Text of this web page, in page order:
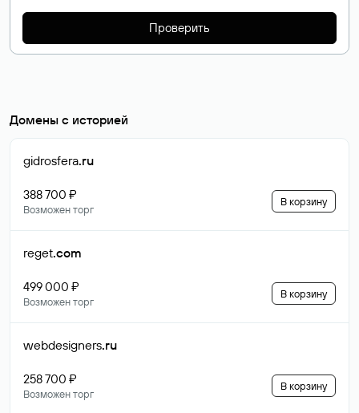
Проверить
Домены с историей
gidrosfera.ru
388 700 ₽
Возможен торг
В корзину
reget.com
499 000 ₽
Возможен торг
В корзину
webdesigners.ru
258 700 ₽
Возможен торг
В корзину